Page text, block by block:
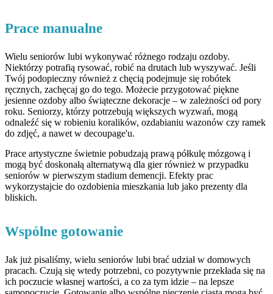
Prace manualne
Wielu seniorów lubi wykonywać różnego rodzaju ozdoby.
Niektórzy potrafią rysować, robić na drutach lub wyszywać. Jeśli
Twój podopieczny również z chęcią podejmuje się robótek
ręcznych, zachęcaj go do tego. Możecie przygotować piękne
jesienne ozdoby albo świąteczne dekoracje – w zależności od pory
roku. Seniorzy, którzy potrzebują większych wyzwań, mogą
odnaleźć się w robieniu koralików, ozdabianiu wazonów czy ramek
do zdjęć, a nawet w decoupage'u.
Prace artystyczne świetnie pobudzają prawą półkulę mózgową i
mogą być doskonałą alternatywą dla gier również w przypadku
seniorów w pierwszym stadium demencji. Efekty prac
wykorzystajcie do ozdobienia mieszkania lub jako prezenty dla
bliskich.
Wspólne gotowanie
Jak już pisaliśmy, wielu seniorów lubi brać udział w domowych
pracach. Czują się wtedy potrzebni, co pozytywnie przekłada się na
ich poczucie własnej wartości, a co za tym idzie – na lepsze